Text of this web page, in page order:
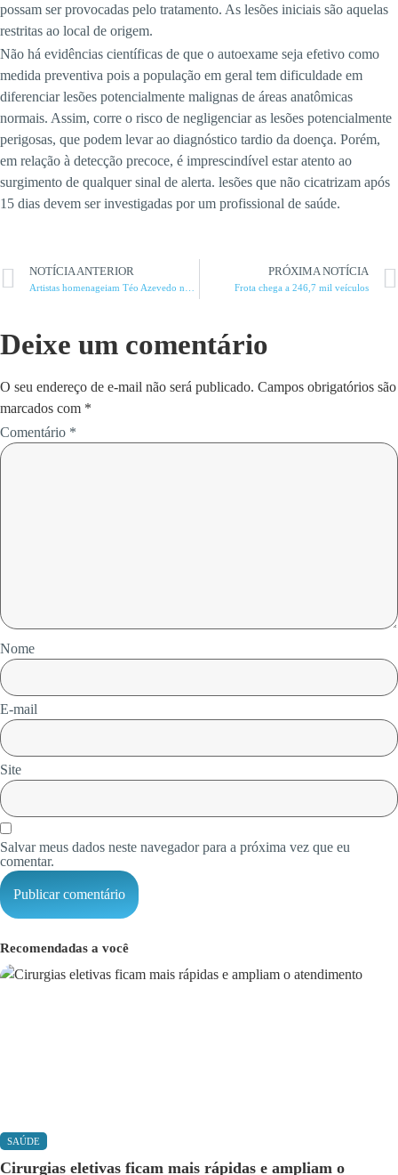
possam ser provocadas pelo tratamento. As lesões iniciais são aquelas
restritas ao local de origem.
Não há evidências científicas de que o autoexame seja efetivo como
medida preventiva pois a população em geral tem dificuldade em
diferenciar lesões potencialmente malignas de áreas anatômicas
normais. Assim, corre o risco de negligenciar as lesões potencialmente
perigosas, que podem levar ao diagnóstico tardio da doença. Porém,
em relação à detecção precoce, é imprescindível estar atento ao
surgimento de qualquer sinal de alerta. lesões que não cicatrizam após
15 dias devem ser investigadas por um profissional de saúde.
NOTÍCIA ANTERIOR PRÓXIMA NOTÍCIA
Frota chega a 246,7 mil veículos
Deixe um comentário
O seu endereço de e-mail não será publicado. Campos obrigatórios são
marcados com *
Comentário *
Nome
E-mail
Site
Salvar meus dados neste navegador para a próxima vez que eu
comentar.
Recomendadas a você
SAÚDE
Cirurgias eletivas ficam mais rápidas e ampliam o